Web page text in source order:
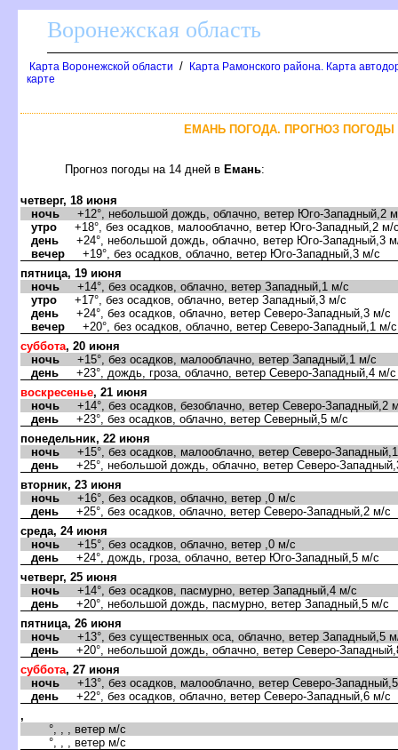
оронежская область
Карта Воронежской области /
Карта Рамонского района. Карта
карте
ЕМАНЬ ПОГОДА. ПРОГНОЗ ПОГОДЫ
Прогноз погоды на 14 дней Емань:
четверг, 18 июня
ночь +12°, небольшой дождь, облачно, ветер Юго-Западный,2
утро +18°, без осадков, малооблачно, ветер Юго-Западный,2 м/
день +24°, небольшой дождь, облачно, ветер Юго-Западный,3
ечер +19°, без осадков, облачно, ветер Юго-Западный,3 м/с
пятница, 19 июня
ночь +14°, без осадков, облачно, ветер Западный,1 м/с
утро +17°, без осадков, облачно, ветер Западный,3 м/с
день +24°, без осадков, облачно, ветер Северо-Западный,3 м/с
ечер +20°, без осадков, облачно, ветер Северо-Западный,1 м/с
суббота, 20 июня
ночь +15°, без осадков, малооблачно, ветер Западный,1 м/с
день +23°, дождь, гроза, облачно, ветер Северо-Западный,4 м/с
оскресенье, 21 июня
ночь +14°, без осадков, безоблачно, ветер Северо-Западный,2
день +23°, без осадков, облачно, ветер Северный,5 м/с
понедельник, 22 июня
ночь +15°, без осадков, малооблачно, ветер Северо-
день +25°, небольшой дождь, облачно, ветер Северо-
торник, 23 июня
ночь +16°, без осадков, облачно, ветер ,0 м/с
день +25°, без осадков, облачно, ветер Северо-Западный,2 м/с
среда, 24 июня
ночь +15°, без осадков, облачно, ветер ,0 м/с
день +24°, дождь, гроза, облачно, ветер Юго-Западный,5 м/с
четверг, 25 июня
ночь +14°, без осадков, пасмурно, ветер Западный,4 м/с
день +20°, небольшой дождь, пасмурно, ветер Западный,5 м/с
пятница, 26 июня
ночь +13°, без существенных оса, облачно, ветер Западный,5
день +20°, небольшой дождь, облачно, ветер Северо-
суббота, 27 июня
ночь +13°, без осадков, малооблачно, ветер Северо-
день +22°, без осадков, облачно, ветер Северо-Западный,6 м/с
,
°, , , ветер м/с
°, , , ветер м/с